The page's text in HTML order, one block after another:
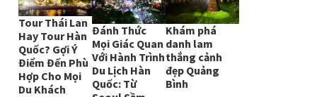
Tour Thái Lan
Hay Tour Hàn
Quốc? Gợi Ý
Điểm Đến Phù
Hợp Cho Mọi
Du Khách
Đánh Thức
Mọi Giác Quan
Với Hành Trình
Du Lịch Hàn
Quốc: Từ
Khám phá
danh lam
thắng cảnh
đẹp Quảng
Bình